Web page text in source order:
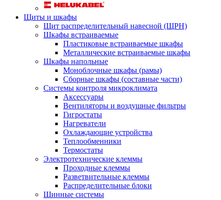
Щиты и шкафы
Щит распределительный навесной (ЩРН)
Шкафы встраиваемые
Пластиковые встраиваемые шкафы
Металлические встраиваемые шкафы
Шкафы напольные
Моноблочные шкафы (рамы)
Сборные шкафы (составные части)
Системы контроля микроклимата
Аксессуары
Вентиляторы и воздушные фильтры
Гигростаты
Нагреватели
Охлаждающие устройства
Теплообменники
Термостаты
Электротехнические клеммы
Проходные клеммы
Разветвительные клеммы
Распределительные блоки
Шинные системы